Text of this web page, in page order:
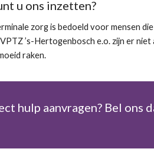
u ons inzetten?
zorg is bedoeld voor mensen
’s-Hertogenbosch e.o. zijn er
raken.
hulp aanvragen? Bel ons